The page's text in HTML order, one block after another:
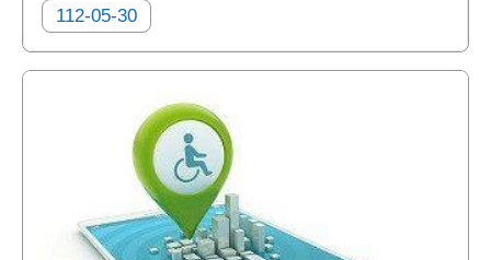
112-05-30